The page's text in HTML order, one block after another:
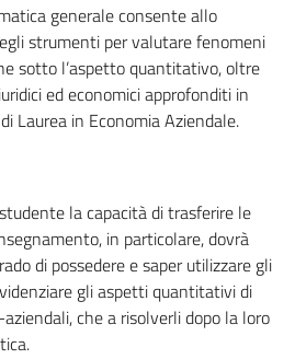
generale consente allo
strumenti per valutare fenomeni
sotto l’aspetto quantitativo, oltre
ed economici approfonditi in
Laurea in Economia Aziendale.
la capacità di trasferire le
in particolare, dovrà
di possedere e saper utilizzare gli
gli aspetti quantitativi di
che a risolverli dopo la loro